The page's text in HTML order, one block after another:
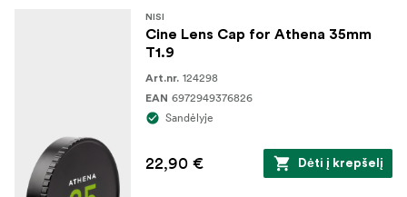
NISI
Cine Lens Cap for Athena 35mm
T1.9
Art.nr. 124298
EAN 6972949376826
Sandėlyje
22,90 € Dėti į krepšelį